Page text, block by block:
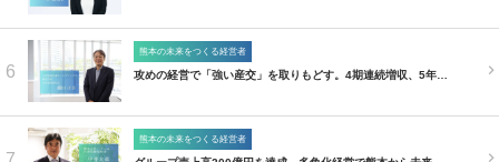
6
熊本の未来をつくる経営者
攻めの経営で「強い産交」を取りもどす。4期連続増収、5年…
熊本の未来をつくる経営者